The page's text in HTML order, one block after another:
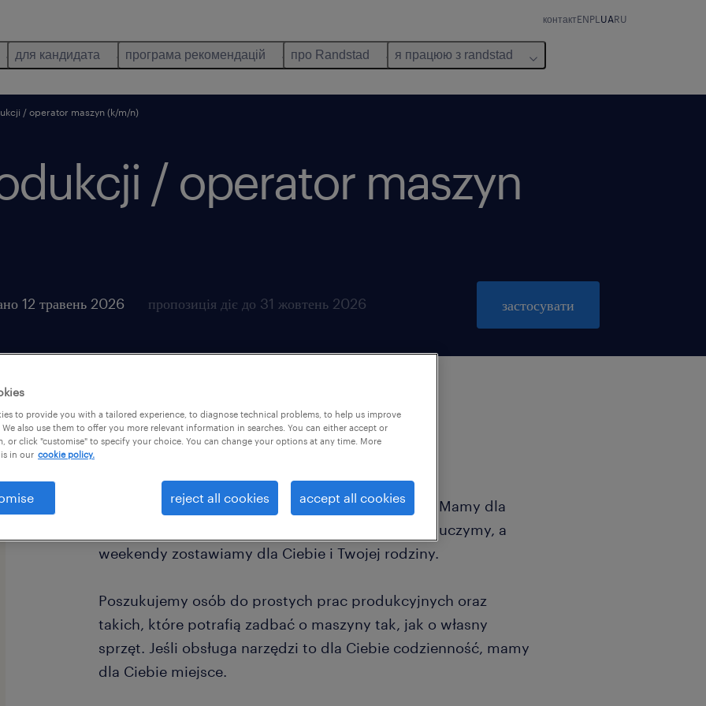
контактENPL UARU
для кандидата програма рекомендацій про Randstad я працюю з randstad
/ operator maszyn (k/m/n)
/ operator maszyn
12 травень 2026 пропозиція діє до 31 жовтень 2026 застосувати
Szukasz pracy, która nie zabierze Ci weekendów? Mamy dla
Ciebie konkretną propozycję ! Wszystkiego Cię nauczymy, a
weekendy zostawiamy dla Ciebie i Twojej rodziny.
Poszukujemy osób do prostych prac produkcyjnych oraz
takich, które potrafią zadbać o maszyny tak, jak o własny
sprzęt. Jeśli obsługa narzędzi to dla Ciebie codzienność, mamy
dla Ciebie miejsce.
to provide you with a tailored experience, to diagnose technical problems, to help us improve
also use them to offer you more relevant information in searches. You can either accept or
or click "customise" to specify your choice. You can change your options at any time. More
in our cookie policy.
reject all cookies accept all cookies